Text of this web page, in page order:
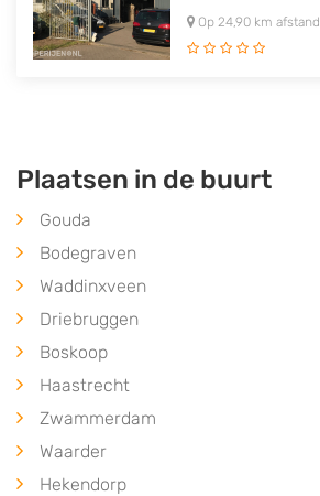
Op 24,90 km afstand
Plaatsen in de buurt
Gouda
Bodegraven
Waddinxveen
Driebruggen
Boskoop
Haastrecht
Zwammerdam
Waarder
Hekendorp